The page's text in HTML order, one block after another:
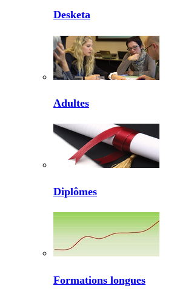
Desketa
Adultes
Diplômes
Formations longues